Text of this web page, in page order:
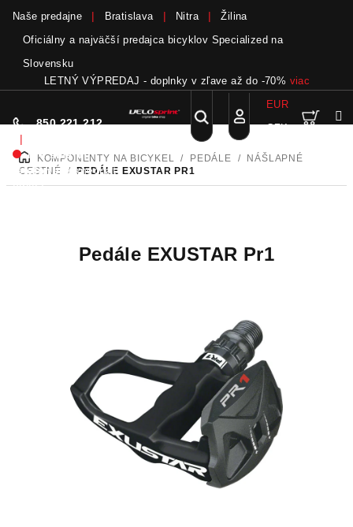
obsah
Naše predajne Bratislava Nitra
Žilina
Oficiálny a najväčší predajca bicyklov Specialized na
Slovensku
LETNÝ VÝPREDAJ - doplnky v zľave až do -70% viac
850 221 212
|
Nie sme pri
telefóne. Zanechať
odkaz
Hľadať
Prihlásenie
EUR
CZK
DOMOVKOMPONENTY NA BICYKEL / PEDÁLE /
NÁŠLAPNÉ
CESTNÉ
/ PEDÁLE EXUSTAR PR1
Pedále EXUSTAR Pr1